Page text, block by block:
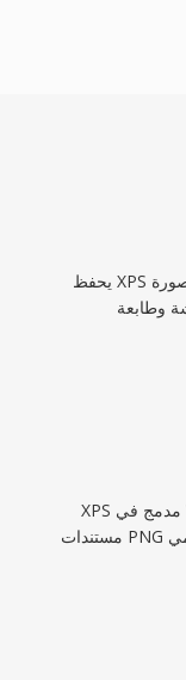
يحفظ XPS صورة PNG في مستند بتخطيط ثابت — تظهر
XPS مدمج في Windows مع دعم عارض أصلي. شارك
مستندات PNG مع مستخدمي Windows دون أي مشاكل في